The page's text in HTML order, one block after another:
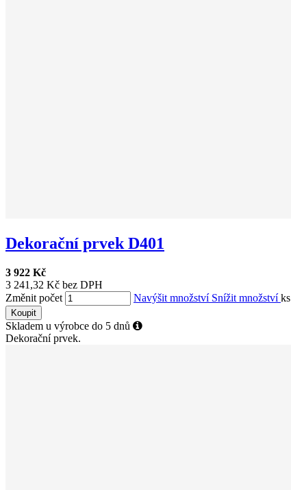
Dekorační prvek D401
3 922 Kč
3 241,32 Kč bez DPH
Změnit počet
Navýšit množství Snížit množstvíks
Koupit
Skladem u výrobce do 5 dnů
Dekorační prvek.